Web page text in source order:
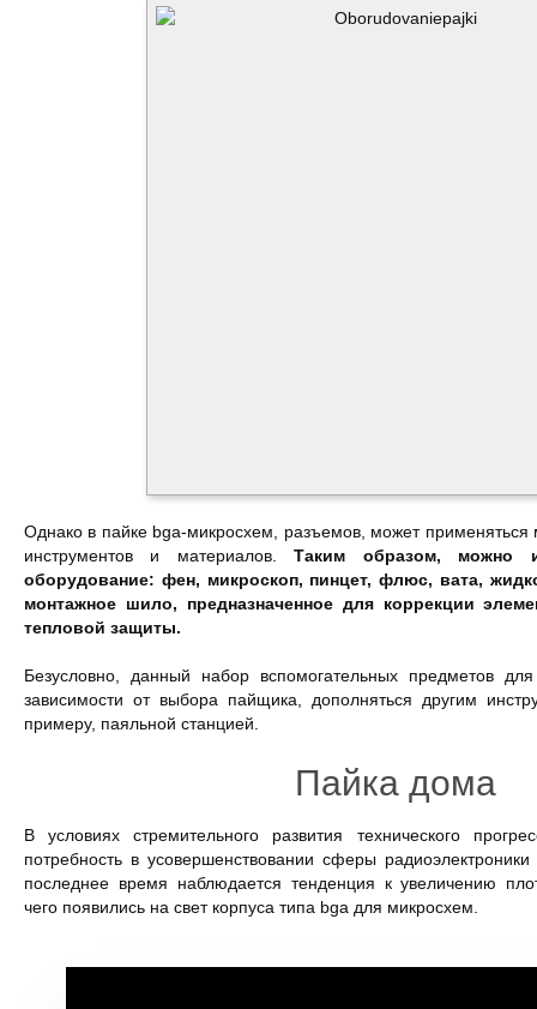
Однако в пайке bga-микросхем, разъемов, может
инструментов и материалов.Таким образом, можно
оборудование: фен, микроскоп, пинцет, флюс, вата,
монтажное шило, предназначенное для коррекции
тепловой защиты.
Безусловно, данный набор вспомогательных предметов
зависимости от выбора пайщика, дополняться другим
примеру, паяльной станцией.
Пайка дома
В условиях стремительного развития технического
потребность в усовершенствовании сферы
последнее время наблюдается тенденция к увеличению
чего появились на свет корпуса типа bga для микросхем.